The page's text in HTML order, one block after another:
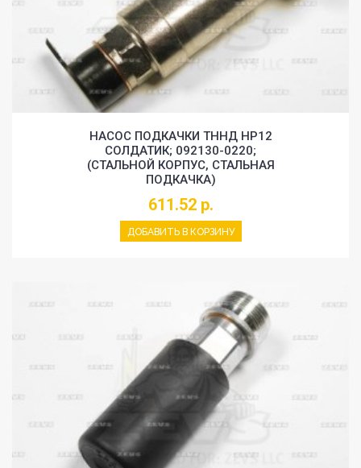
НАСОС ПОДКАЧКИ ТННД HP12
СОЛДАТИК; 092130-0220;
(СТАЛЬНОЙ КОРПУС, СТАЛЬНАЯ
ПОДКАЧКА)
611.52 р.
ДОБАВИТЬ В КОРЗИНУ